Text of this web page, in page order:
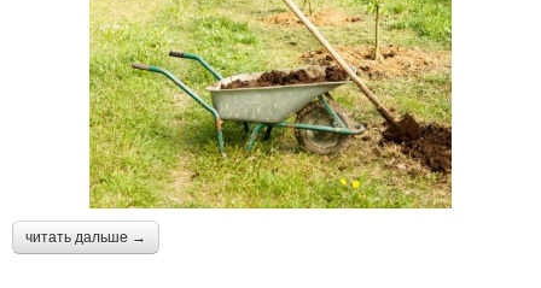
читать дальше →